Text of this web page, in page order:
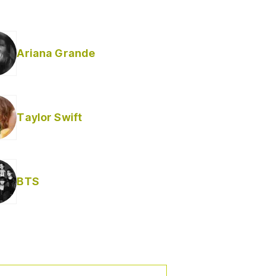
Ariana Grande
Taylor Swift
BTS